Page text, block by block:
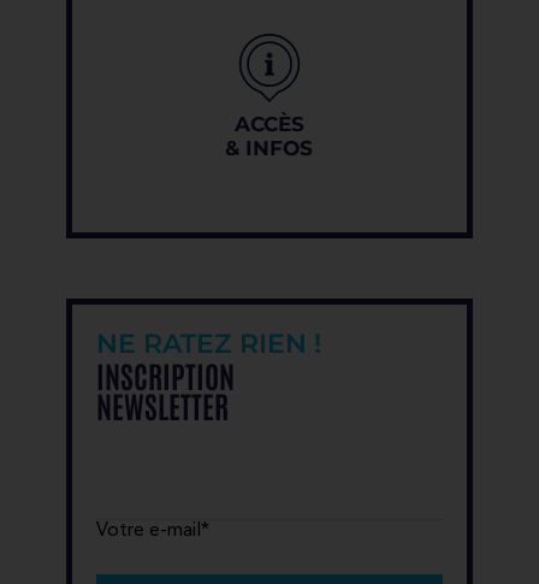
ACCÈS
& INFOS
NE RATEZ RIEN !
INSCRIPTION
NEWSLETTER
Votre e-mail*